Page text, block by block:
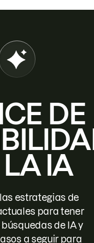
DE
LA IA
estrategias de
para tener
de IA y
a seguir para